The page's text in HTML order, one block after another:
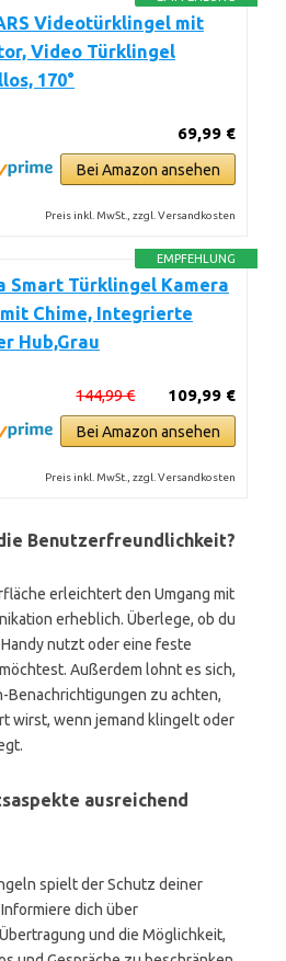
Videotürklingel mit
Video Türklingel
170°
69,99 €
Bei Amazon ansehen
Preis inkl. MwSt., zzgl. Versandkosten
EMPFEHLUNG
Smart Türklingel Kamera
mit Chime, Integrierte
Hub,Grau
109,99 €
144,99 €
Bei Amazon ansehen
Preis inkl. MwSt., zzgl. Versandkosten
Benutzerfreundlichkeit?
erleichtert den Umgang mit
erheblich. Überlege, ob du
nutzt oder eine feste
Außerdem lohnt es sich,
Benachrichtigungen zu achten,
wirst, wenn jemand klingelt oder
ausreichend
spielt der Schutz deiner
dich über
und die Möglichkeit,